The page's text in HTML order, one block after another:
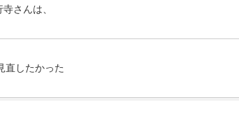
さんは、
直したかった